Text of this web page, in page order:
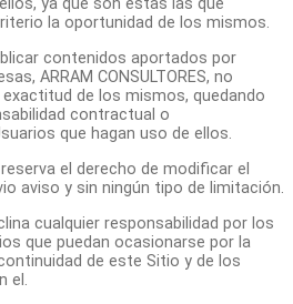
la oportunidad de los mismos.
contenidos aportados por
ARRAM CONSULTORES, no
de los mismos, quedando
contractual o
que hagan uso de ellos.
reserva el derecho de modificar el
aviso y sin ningún tipo de limitación.
cualquier responsabilidad por los
que puedan ocasionarse por la
de este Sitio y de los
el.